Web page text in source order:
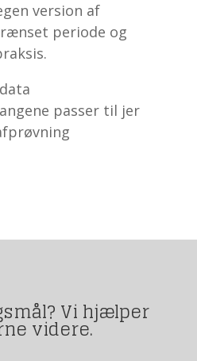
version af
periode og
passer til jer
Vi hjælper
videre.